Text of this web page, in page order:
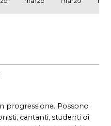
progressione. Possono
cantanti, studenti di